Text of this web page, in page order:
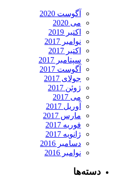
آگوست 2020
می 2020
اکتبر 2019
نوامبر 2017
اکتبر 2017
سپتامبر 2017
آگوست 2017
جولای 2017
ژوئن 2017
می 2017
آوریل 2017
مارس 2017
فوریه 2017
ژانویه 2017
دسامبر 2016
نوامبر 2016
دسته‌ها